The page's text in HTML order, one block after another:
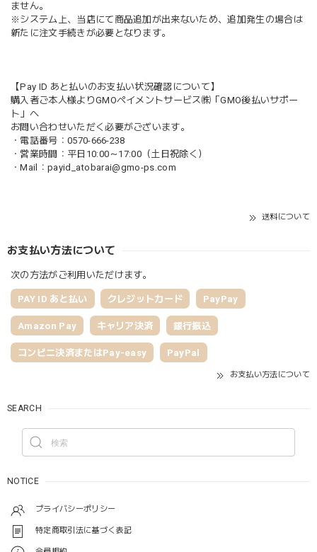
ません。
※システム上、当店にて商品追加が出来ないため、追加発生の場合は
新たに注文手続きが必要となります。
【Pay ID あと払いのお支払い状況確認について】
購入者ご本人様よりGMOペイメントサービス㈱「GMO後払いサポー
ト」へ
お問い合わせいただく必要がございます。
・電話番号：0570-666-238
・営業時間：平日10:00～17:00（土日祝除く）
・Mail： payid_atobarai@gmo-ps.com
送料について
お支払い方法について
次の方法がご利用いただけます。
PAY ID あと払い クレジットカード PayPay
Amazon Pay キャリア決済 銀行振込
コンビニ決済またはPay-easy PayPal
お支払い方法について
SEARCH
NOTICE
プライバシーポリシー
特定商取引法に基づく表記